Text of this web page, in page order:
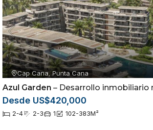
Cap Cana, Punta Cana
Azul Garden – Desarrollo inmobiliario moderno ubicado
Desde US$420,000
2-4 2-3 1 102-383M²